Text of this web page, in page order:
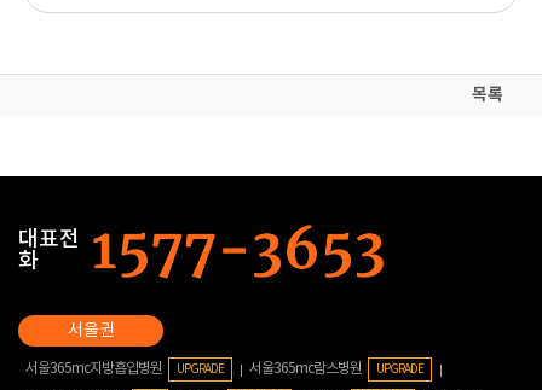
목록
대표전
화
서울365mc지방흡입병원 UPGRADE 서울365mc람스병원 UPGRADE